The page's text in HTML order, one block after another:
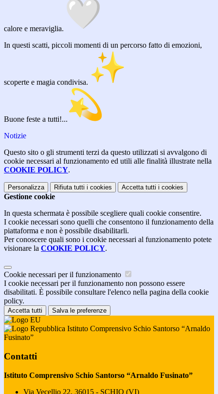
calore e meraviglia.
In questi scatti, piccoli momenti di un percorso fatto di emozioni,
scoperte e magia condivisa.
Buone feste a tutti!...
Notizie
Questo sito o gli strumenti terzi da questo utilizzati si avvalgono di
cookie necessari al funzionamento ed utili alle finalità illustrate nella
COOKIE POLICY.
Personalizza Rifiuta tutti i cookies Accetta tutti i cookies
Gestione cookie
In questa schermata è possibile scegliere quali cookie consentire.
I cookie necessari sono quelli che consentono il funzionamento della
piattaforma e non è possibile disabilitarli.
Per conoscere quali sono i cookie necessari al funzionamento potete
visionare la COOKIE POLICY.
Cookie necessari per il funzionamento
I cookie necessari per il funzionamento non possono essere
disabilitati. È possibile consultare l'elenco nella pagina della cookie
policy.
Accetta tutti Salva le preferenze
Istituto Comprensivo Schio Santorso “Arnaldo
Fusinato”
Contatti
Istituto Comprensivo Schio Santorso “Arnaldo Fusinato”
Via Vecellio 22, 36015 - SCHIO (VI)